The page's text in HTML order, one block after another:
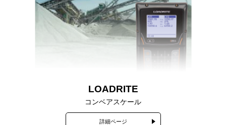
LOADRITE
コンベアスケール
詳細ページ